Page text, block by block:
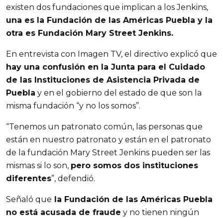
existen dos fundaciones que implican a los Jenkins,
una es la Fundación de las Américas Puebla y la
otra es Fundación Mary Street Jenkins.
En entrevista con Imagen TV, el directivo explicó que
hay una confusión en la Junta para el Cuidado
de las Instituciones de Asistencia Privada de
Puebla y en el gobierno del estado de que son la
misma fundación “y no los somos”.
“Tenemos un patronato común, las personas que
están en nuestro patronato y están en el patronato
de la fundación Mary Street Jenkins pueden ser las
mismas si lo son, pero somos dos instituciones
diferentes”, defendió.
Señaló que la Fundación de las Américas Puebla
no está acusada de fraude y no tienen ningún